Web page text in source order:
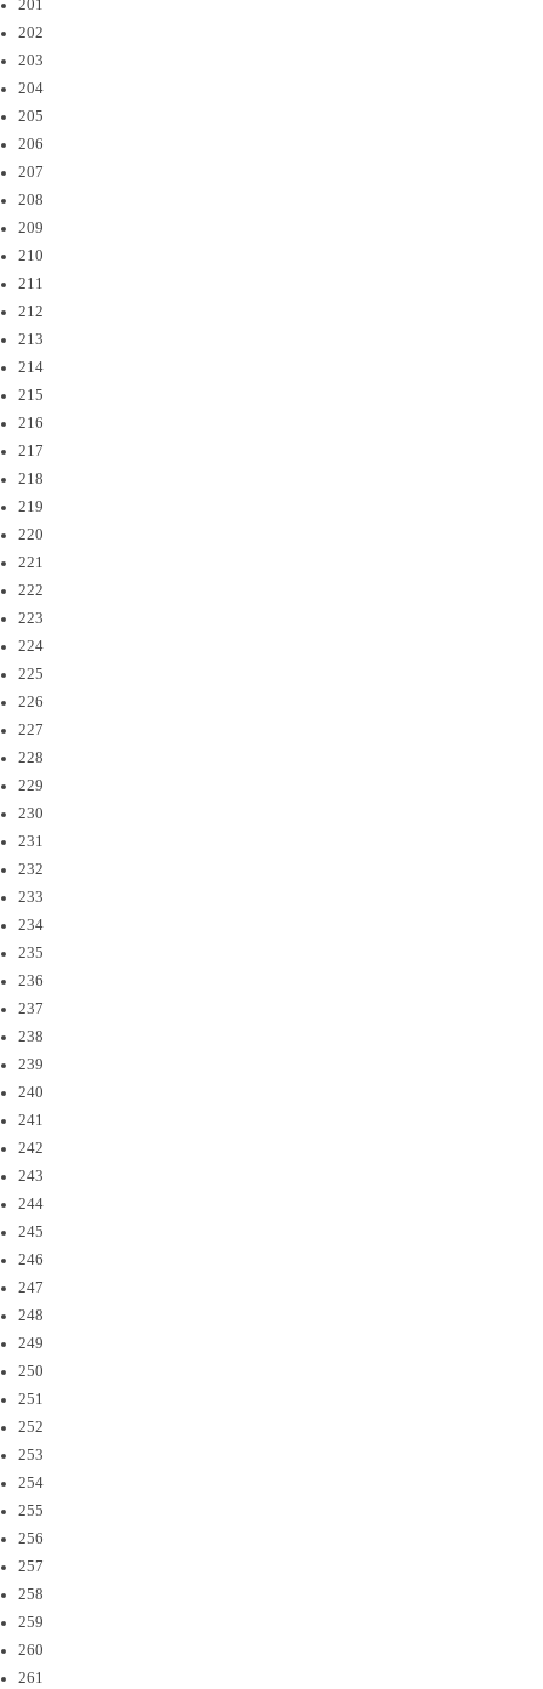
201
202
203
204
205
206
207
208
209
210
211
212
213
214
215
216
217
218
219
220
221
222
223
224
225
226
227
228
229
230
231
232
233
234
235
236
237
238
239
240
241
242
243
244
245
246
247
248
249
250
251
252
253
254
255
256
257
258
259
260
261